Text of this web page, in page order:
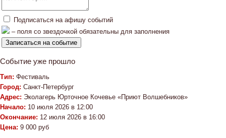
Подписаться на афишу событий
– поля со звездочкой обязательны для заполнения
Событие уже прошло
Тип: Фестиваль
Город: Санкт-Петербург
Адрес: Эколагерь Юрточное Кочевье «Приют Волшебников»
Начало: 10 июля 2026 в 12:00
Окончание: 12 июля 2026 в 16:00
Цена: 9 000 руб